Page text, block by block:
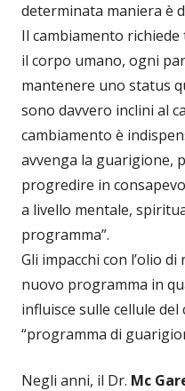
determinata maniera è
Il cambiamento richiede
il corpo umano, ogni
mantenere uno status
sono davvero inclini al
cambiamento è
avvenga la guarigione,
progredire in
a livello mentale,
programma”.
Gli impacchi con l’olio
nuovo programma in
influisce sulle cellule
“programma di
Negli anni, il Dr. Mc